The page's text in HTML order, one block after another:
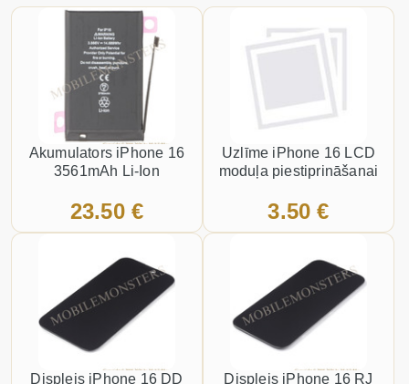
Akumulators iPhone 16
3561mAh Li-Ion
23.50 €
Uzlīme iPhone 16 LCD
moduļa piestiprināšanai
3.50 €
Displejs iPhone 16 DD
Displejs iPhone 16 RJ